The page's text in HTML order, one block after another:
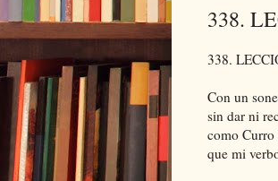
338.
338.
Con un
sin dar ni
como Curro
que mi